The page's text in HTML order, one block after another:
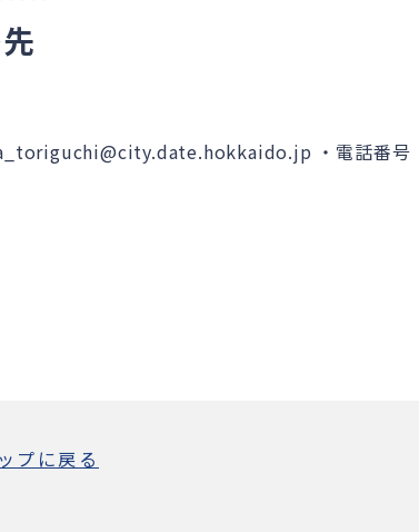
・電話番号
プに戻る